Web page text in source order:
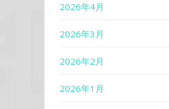
2026年4月
2026年3月
2026年2月
2026年1月